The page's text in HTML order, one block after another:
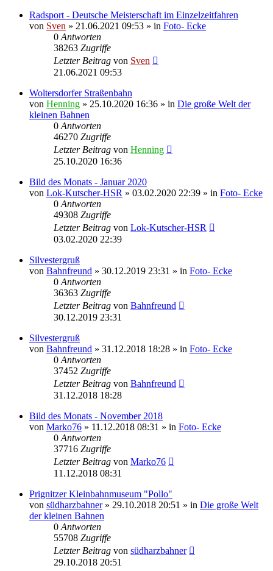
Radsport - Deutsche Meisterschaft im Einzelzeitfahren
von Sven » 21.06.2021 09:53 » in Foto- Ecke
0 Antworten
38263 Zugriffe
Letzter Beitrag von Sven
21.06.2021 09:53
Woltersdorfer Straßenbahn
von Henning » 25.10.2020 16:36 » in Die große Welt der
kleinen Bahnen
0 Antworten
46270 Zugriffe
Letzter Beitrag von Henning
25.10.2020 16:36
Bild des Monats - Januar 2020
von Lok-Kutscher-HSR » 03.02.2020 22:39 » in Foto- Ecke
0 Antworten
49308 Zugriffe
Letzter Beitrag von Lok-Kutscher-HSR
03.02.2020 22:39
Silvestergruß
von Bahnfreund » 30.12.2019 23:31 » in Foto- Ecke
0 Antworten
36363 Zugriffe
Letzter Beitrag von Bahnfreund
30.12.2019 23:31
Silvestergruß
von Bahnfreund » 31.12.2018 18:28 » in Foto- Ecke
0 Antworten
37452 Zugriffe
Letzter Beitrag von Bahnfreund
31.12.2018 18:28
Bild des Monats - November 2018
von Marko76 » 11.12.2018 08:31 » in Foto- Ecke
0 Antworten
37716 Zugriffe
Letzter Beitrag von Marko76
11.12.2018 08:31
Prignitzer Kleinbahnmuseum "Pollo"
von südharzbahner» 29.10.2018 20:51 » in Die große Welt
der kleinen Bahnen
0 Antworten
55708 Zugriffe
Letzter Beitrag von südharzbahner
29.10.2018 20:51